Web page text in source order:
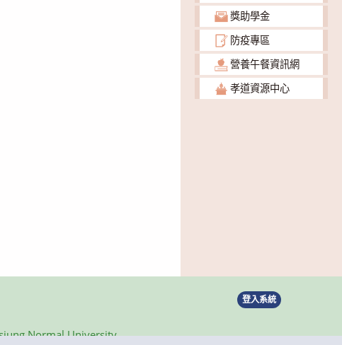
獎助學金
防疫專區
營養午餐資訊網
孝道資源中心
Normal University
登入系統